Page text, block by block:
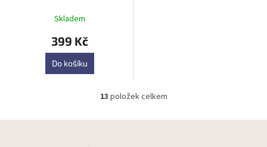
Skladem
399 Kč
Do košíku
O
l
13 položek celkem